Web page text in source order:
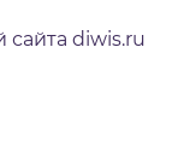
сайта diwis.ru